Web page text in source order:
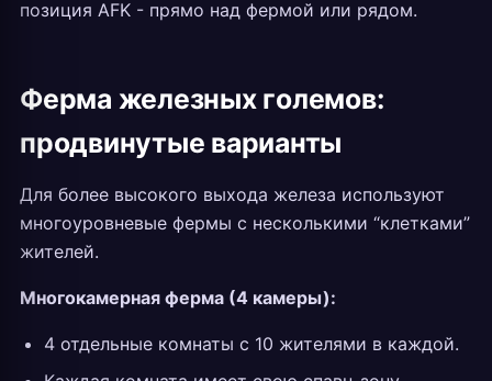
позиция AFK - прямо над фермой или рядом.
Ферма железных големов:
продвинутые варианты
Для более высокого выхода железа используют
многоуровневые фермы с несколькими “клетками”
жителей.
Многокамерная ферма (4 камеры):
4 отдельные комнаты с 10 жителями в каждой.